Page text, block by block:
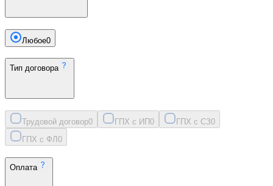
Любое0
Тип договора
Трудовой договор0 ГПХ с ИП0 ГПХ с СЗ0
ГПХ с ФЛ 0
Оплата